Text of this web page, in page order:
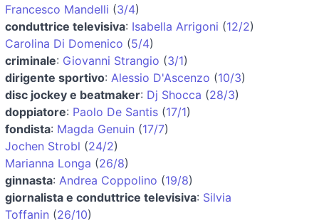
Francesco Mandelli (3/4)
conduttrice televisiva: Isabella Arrigoni (12/2)
Carolina Di Domenico (5/4)
criminale: Giovanni Strangio (3/1)
dirigente sportivo: Alessio D'Ascenzo (10/3)
disc jockey e beatmaker: Dj Shocca (28/3)
doppiatore: Paolo De Santis (17/1)
fondista: Magda Genuin (17/7)
Jochen Strobl (24/2)
Marianna Longa (26/8)
ginnasta: Andrea Coppolino (19/8)
giornalista e conduttrice televisiva: Silvia
Toffanin (26/10)